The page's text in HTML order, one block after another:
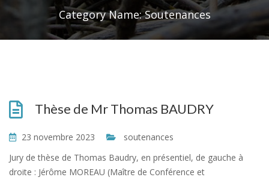
Category Name:Soutenances
Thèse de Mr Thomas BAUDRY
23 novembre 2023
soutenances
Jury de thèse de Thomas Baudry, en présentiel, de gauche à
droite : Jérôme MOREAU (Maître de Conférence et